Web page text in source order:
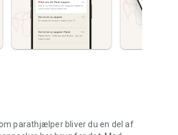
parathjælper bliver du en del af